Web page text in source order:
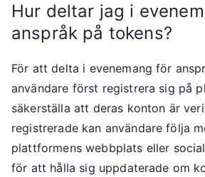
Hur deltar jag i
anspråk på tokens?
För att delta i evenemang för
användare först registrera sig på
säkerställa att deras konton är
registrerade kan användare följa
plattformens webbplats eller
för att hålla sig uppdaterade om